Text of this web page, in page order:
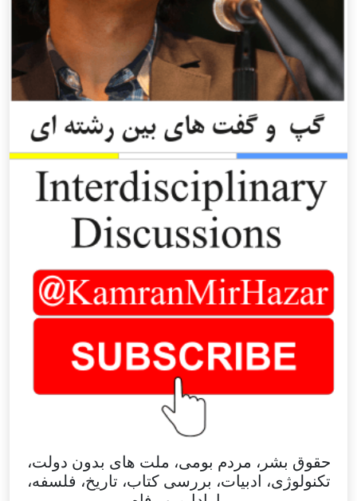
حقوق بشر، مردم بومی، ملت های بدون دولت،
تکنولوژی، ادبیات، بررسی کتاب، تاریخ، فلسفه،